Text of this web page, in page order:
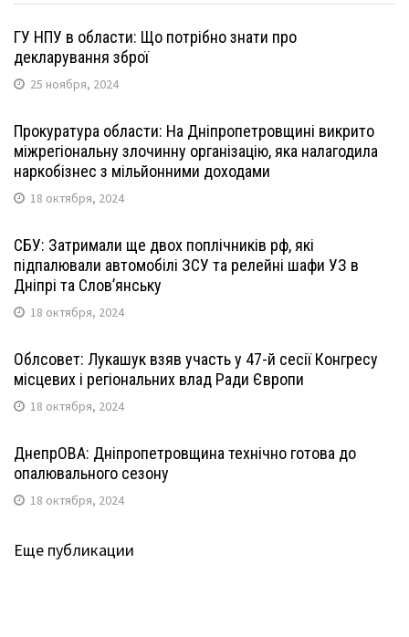
ГУ НПУ в области: Що потрібно знати про
декларування зброї
25 ноября, 2024
Прокуратура области: На Дніпропетровщині викрито
міжрегіональну злочинну організацію, яка налагодила
наркобізнес з мільйонними доходами
18 октября, 2024
СБУ: Затримали ще двох поплічників рф, які
підпалювали автомобілі ЗСУ та релейні шафи УЗ в
Дніпрі та Слов’янську
18 октября, 2024
Облсовет: Лукашук взяв участь у 47-й сесії Конгресу
місцевих і регіональних влад Ради Європи
18 октября, 2024
ДнепрОВА: Дніпропетровщина технічно готова до
опалювального сезону
18 октября, 2024
Еще публикации